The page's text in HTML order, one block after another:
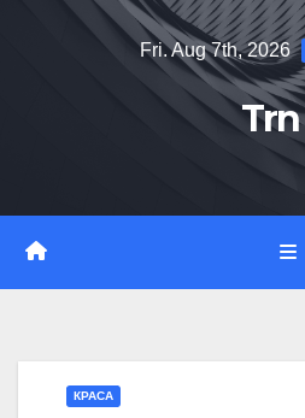
Fri. Aug 7th, 2026
Trn
КРАСА